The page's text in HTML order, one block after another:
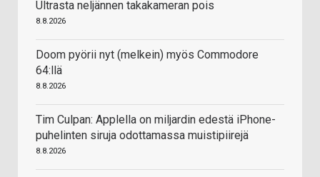
Ultrasta neljännen takakameran pois
8.8.2026
Doom pyörii nyt (melkein) myös Commodore
64:llä
8.8.2026
Tim Culpan: Applella on miljardin edestä iPhone-
puhelinten siruja odottamassa muistipiirejä
8.8.2026